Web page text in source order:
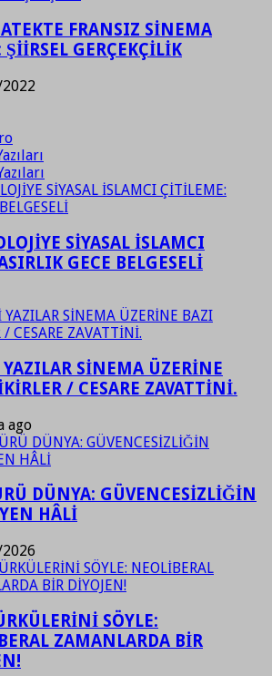
FRANSIZ SİNEMA
GERÇEKÇİLİK
SİYASAL İSLAMCI
GECE BELGESELİ
YAZILAR SİNEMA ÜZERİNE
/ CESARE ZAVATTİNİ.
ago
DÜNYA: GÜVENCESİZLİĞİN
HÂLİ
SÖYLE:
ZAMANLARDA BİR